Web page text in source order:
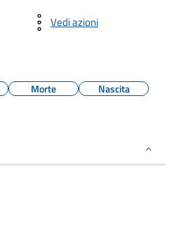
Vedi azioni
Morte Nascita